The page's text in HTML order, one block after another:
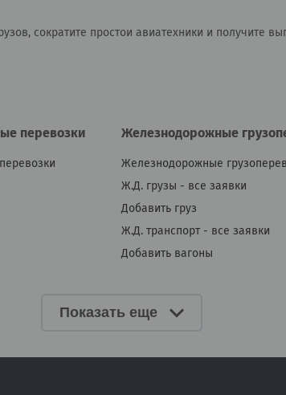
сократите простои авиатехники и получите
перевозки Железнодорожные
Железнодорожные
Ж.Д. грузы - все заявки
Добавить груз
Ж.Д. транспорт - все заявки
Добавить вагоны
Показать еще